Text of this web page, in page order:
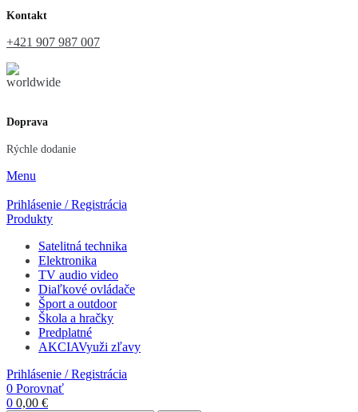
Kontakt
+421 907 987 007
Doprava
Rýchle dodanie
Menu
Prihlásenie / Registrácia
Produkty
Satelitná technika
Elektronika
TV audio video
Diaľkové ovládače
Šport a outdoor
Škola a hračky
Predplatné
AKCIAVyuži zľavy
Prihlásenie / Registrácia
0 Porovnať
0 0,00 €